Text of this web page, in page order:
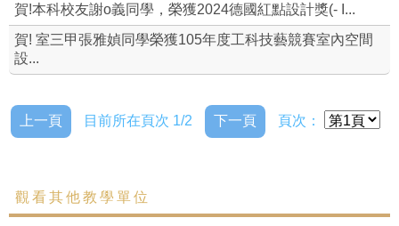
賀!本科校友謝o義同學，榮獲2024德國紅點設計獎(- I...
賀! 室三甲張雅媜同學榮獲105年度工科技藝競賽室內空間
設...
上一頁 目前所在頁次 1/2 下一頁 頁次：
觀看其他教學單位